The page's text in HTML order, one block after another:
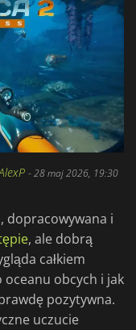
-28 maj 2026, 19:30
dopracowywana i
, ale dobrą
całkiem
oceanu obcych i jak
pozytywna.
uczucie